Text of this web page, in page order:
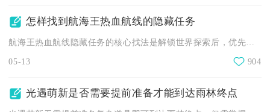
怎样找到航海王热血航线的隐藏任务
05-13 904
光遇萌新是否需要提前准备才能到达雨林终点